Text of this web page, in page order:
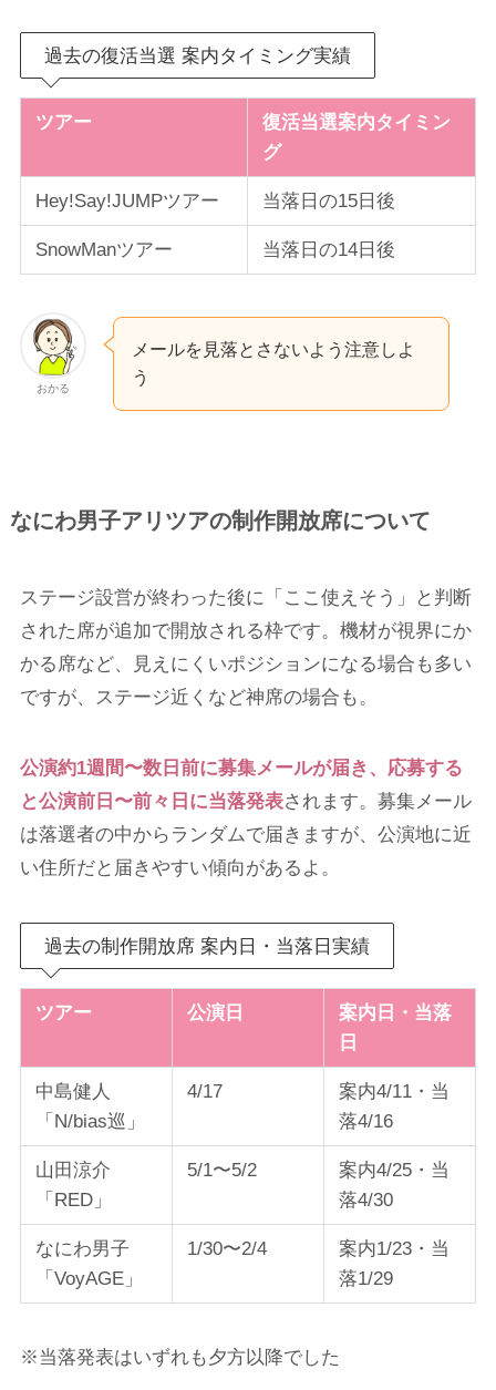
過去の復活当選 案内タイミング実績
ツアー
復活当選案内タイミン
グ
Hey!Say!JUMPツアー 当落日の15日後
SnowManツアー 当落日の14日後
おかる
メールを見落とさないよう注意しよ
う
なにわ男子アリツアの制作開放席について
ステージ設営が終わった後に「ここ使えそう」と判断
された席が追加で開放される枠です。機材が視界にか
かる席など、見えにくいポジションになる場合も多い
ですが、ステージ近くなど神席の場合も。
公演約1週間〜数日前に募集メールが届き、応募する
と公演前日〜前々日に当落発表されます。募集メール
は落選者の中からランダムで届きますが、公演地に近
い住所だと届きやすい傾向があるよ。
過去の制作開放席 案内日・当落日実績
ツアー 公演日
案内日・当落
日
中島健人
「N/bias巡」
4/17
案内4/11・当
落4/16
山田涼介
「RED」
5/1〜5/2
案内4/25・当
落4/30
なにわ男子
「VoyAGE」
1/30〜2/4
案内1/23・当
落1/29
※当落発表はいずれも夕方以降でした